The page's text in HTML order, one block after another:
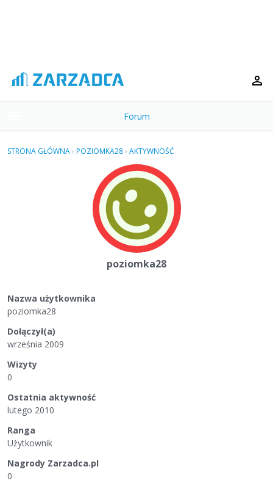
o
g
Forum
STRONA GŁÓWNA› POZIOMKA28› AKTYWNOŚĆ
poziomka28
Nazwa użytkownika
poziomka28
Dołączył(a)
września 2009
Wizyty
0
Ostatnia aktywność
lutego 2010
Ranga
Użytkownik
Nagrody Zarzadca.pl
0